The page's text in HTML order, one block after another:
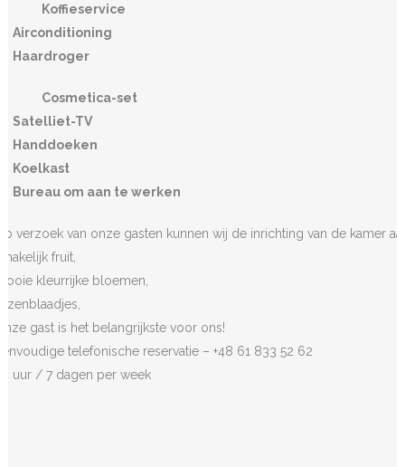
Koffieservice
Airconditioning
Haardroger
Cosmetica-set
Satelliet-TV
Handdoeken
Koelkast
Bureau om aan te werken
verzoek van onze gasten kunnen wij de inrichting van de kamer
fruit,
kleurrijke bloemen,
gast is het belangrijkste voor ons!
telefonische reservatie – +48 61 833 52 62
uur / 7 dagen per week